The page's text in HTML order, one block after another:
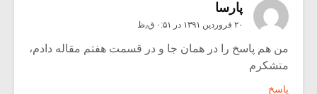
پارسا
۲۰ فروردین ۱۳۹۱ در ۰:۵۱ ق٫ظ
من هم پاسخ را در همان جا و در قسمت هفتم مقاله دادم،
متشکرم
پاسخ